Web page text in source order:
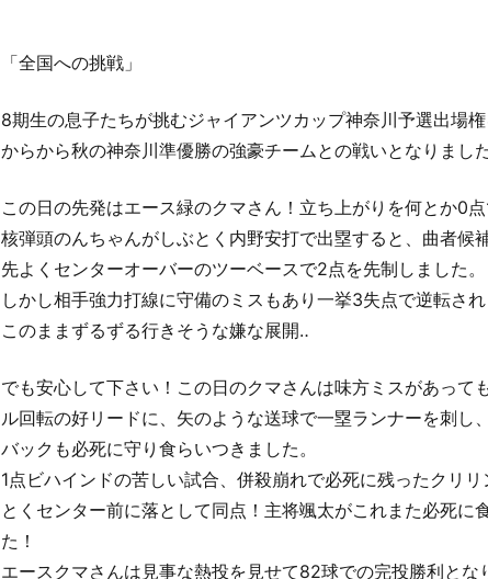
「全国への挑戦」
8期生の息子たちが挑むジャイアンツカップ神奈川予選出場
からから秋の神奈川準優勝の強豪チームとの戦いとなりました
この日の先発はエース緑のクマさん！立ち上がりを何とか0
核弾頭のんちゃんがしぶとく内野安打で出塁すると、曲者
先よくセンターオーバーのツーベースで2点を先制しました。
しかし相手強力打線に守備のミスもあり一挙3失点で逆転され
このままずるずる行きそうな嫌な展開‥
でも安心して下さい！この日のクマさんは味方ミスがあっ
ル回転の好リードに、矢のような送球で一塁ランナーを刺し
バックも必死に守り食らいつきました。
1点ビハインドの苦しい試合、併殺崩れで必死に残ったクリ
とくセンター前に落として同点！主将颯太がこれまた必死
た！
エースクマさんは見事な熱投を見せて82球での完投勝利とな